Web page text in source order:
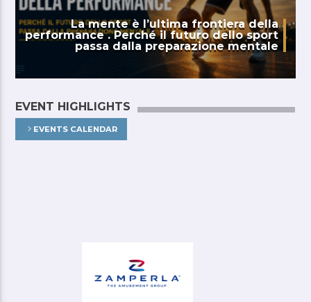
La mente è l’ultima frontiera della
performance . Perché il futuro dello sport
passa dalla preparazione mentale
EVENT HIGHLIGHTS
EVENTS CALENDAR